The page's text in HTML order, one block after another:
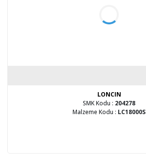
LONCIN
SMK Kodu : 204278
Malzeme Kodu : LC18000S